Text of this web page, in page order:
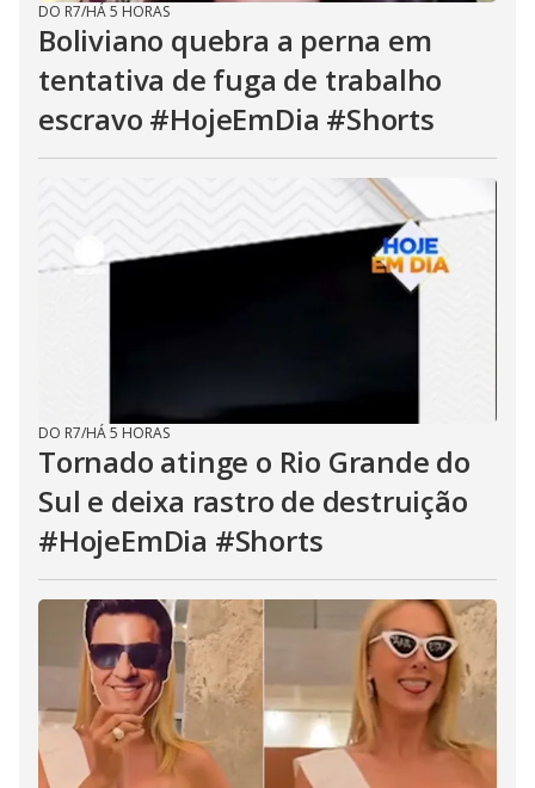
DO R7/HÁ 5 HORAS
Boliviano quebra a perna em
tentativa de fuga de trabalho
escravo #HojeEmDia #Shorts
DO R7/HÁ 5 HORAS
Tornado atinge o Rio Grande do
Sul e deixa rastro de destruição
#HojeEmDia #Shorts